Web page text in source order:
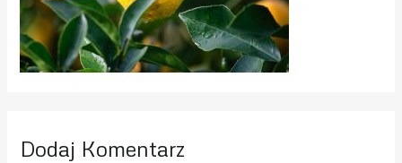
Dodaj Komentarz